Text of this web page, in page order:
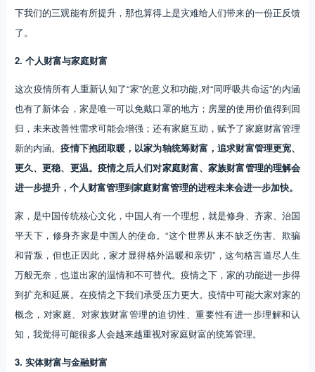
下我们的三观能有所提升，那也算得上是灾难给人们带来的一份正反馈
了。
2. 个人财富与家庭财富
这次疫情所有人重新认知了“家”的意义和功能,对“同呼吸共命运”的内涵
也有了新体会，家是唯一可以免戴口罩的地方；房屋的使用价值得到回
归，未来改善性需求可能会增强；还有家庭互助，赋予了家庭财富管理
新的内涵。疫情下抱团取暖，以家为轴统筹财富，追求财富管理更宽、
更久、更稳、更温。疫情之后人们对家庭财富、家族财富管理的理解会
进一步提升，个人财富管理到家庭财富管理的进程未来会进一步加快。
家，是中国传统核心文化，中国人有一个理想，就是修身、齐家、治国
平天下，修身齐家是中国人的使命。“这个世界从来不缺乏伤害、欺骗
和背叛，但也正因此，家才显得格外温暖和亲切”，这句格言道尽人生
万般无奈，也道出家的温情和不可替代。疫情之下，家的功能进一步得
到扩充和延展。在疫情之下我们承受压力更大。疫情中可能大家对家的
概念，对家庭、对家族财富管理的迫切性、重要性有进一步理解和认
知，我觉得可能很多人会越来越重视对家庭财富的统筹管理。
3. 实体财富与金融财富